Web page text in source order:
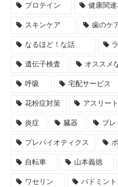
プロテイン 健康関連
スキンケア 歯のケ
なるほど！な話
遺伝子検査 オススメ
呼吸 宅配サービス
花粉症対策 アスリー
炎症 臓器 ブ
プレバイオティクス
自転車 山本義徳
ワセリン バドミント